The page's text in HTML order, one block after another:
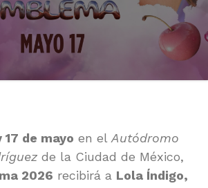
17 de mayo en el Autódromo
de la Ciudad de México,
2026 recibirá a Lola Índigo,